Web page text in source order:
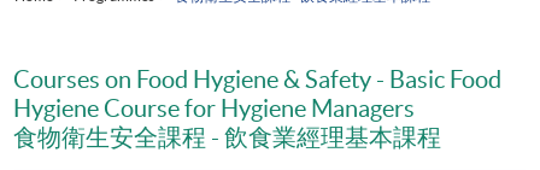
Courses on Food Hygiene & Safety - Basic Food
Hygiene Course for Hygiene Managers
食物衛生安全課程 - 飲食業經理基本課程